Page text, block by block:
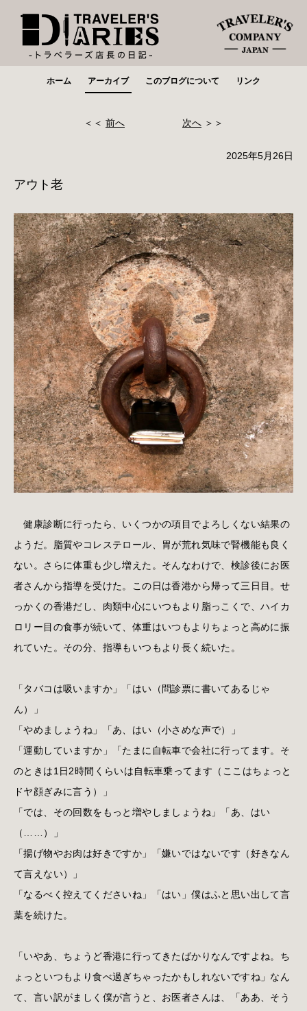
ホーム アーカイブ このブログについて リンク
＜＜ 前へ 次へ ＞＞
2025年5月26日
アウト老
健康診断に行ったら、いくつかの項目でよろしくない結果の
ようだ。脂質やコレステロール、胃が荒れ気味で腎機能も良く
ない。さらに体重も少し増えた。そんなわけで、検診後にお医
者さんから指導を受けた。この日は香港から帰って三日目。せ
っかくの香港だし、肉類中心にいつもより脂っこくで、ハイカ
ロリー目の食事が続いて、体重はいつもよりちょっと高めに振
れていた。その分、指導もいつもより長く続いた。
「タバコは吸いますか」「はい（問診票に書いてあるじゃ
ん）」
「やめましょうね」「あ、はい（小さめな声で）」
「運動していますか」「たまに自転車で会社に行ってます。そ
のときは1日2時間くらいは自転車乗ってます（ここはちょっと
ドヤ顔ぎみに言う）」
「では、その回数をもっと増やしましょうね」「あ、はい
（……）」
「揚げ物やお肉は好きですか」「嫌いではないです（好きなん
て言えない）」
「なるべく控えてくださいね」「はい」僕はふと思い出して言
葉を続けた。
「いやあ、ちょうど香港に行ってきたばかりなんですよね。ち
ょっといつもより食べ過ぎちゃったかもしれないですね」なん
て、言い訳がましく僕が言うと、お医者さんは、「ああ、そう